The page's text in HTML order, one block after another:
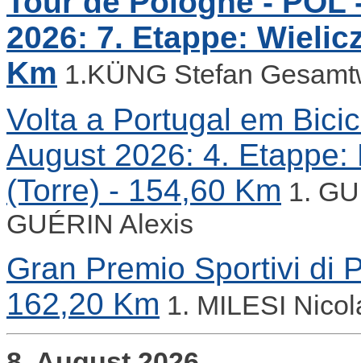
2026: 7. Etappe:
Km 1.KÜNG Stefan
Volta a Portugal em
August 2026: 4.
(Torre) - 154,60 Km 1.
GUÉRIN Alexis
Gran Premio Sportivi di
162,20 Km 1. MILESI